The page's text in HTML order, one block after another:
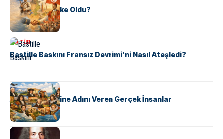
Tunus Nasıl Ülke Oldu?
KÜLTÜR
Bastille Baskını Fransız Devrimi’ni Nasıl Ateşledi?
KÜLTÜR
ABD Eyaletlerine Adını Veren Gerçek İnsanlar
KÜLTÜR